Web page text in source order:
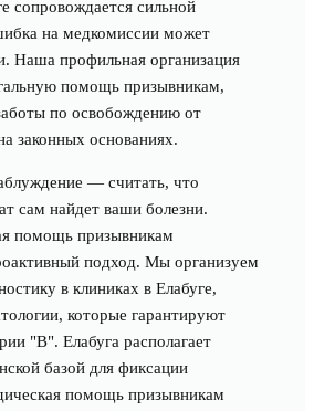
сопровождается сильной
на медкомиссии может
Наша профильная организация
помощь призывникам,
по освобождению от
законных основаниях.
— считать, что
сам найдет ваши болезни.
помощь призывникам
подход. Мы организуем
в клиниках в Елабуге,
которые гарантируют
"В". Елабуга располагает
базой для фиксации
помощь призывникам